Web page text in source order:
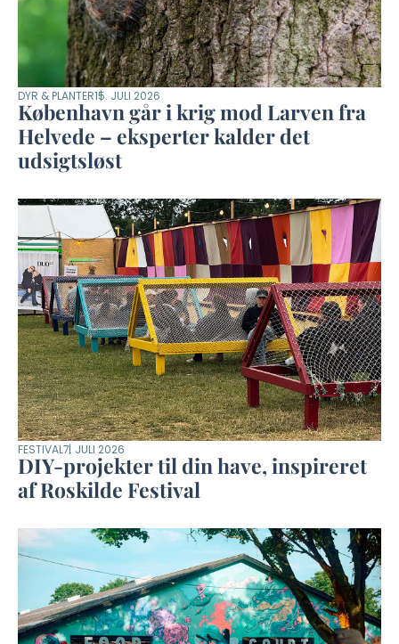
DYR & PLANTER15. JULI 2026
København går i krig mod Larven fra
Helvede – eksperter kalder det
udsigtsløst
FESTIVAL7. JULI 2026
DIY-projekter til din have, inspireret
af Roskilde Festival